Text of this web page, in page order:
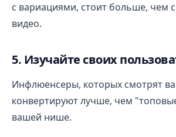
с вариациями, стоит больше, чем
видео.
5. Изучайте своих
Инфлюенсеры, которых смотрят
конвертируют лучше, чем
вашей нише.